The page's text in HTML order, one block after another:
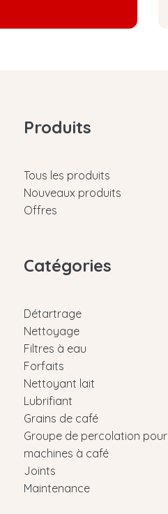
Produits
Tous les produits
Nouveaux produits
Offres
Catégories
Détartrage
Nettoyage
Filtres à eau
Forfaits
Nettoyant lait
Lubrifiant
Grains de café
Groupe de percolation pour
machines à café
Joints
Maintenance